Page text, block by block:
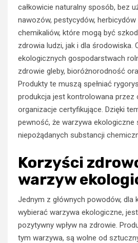
całkowicie naturalny sposób, bez
nawozów, pestycydów,
chemikaliów, które mogą być
zdrowia ludzi, jak i dla środowiska.
ekologicznych gospodarstwach
zdrowie gleby, bioróżnorodność
Produkty te muszą spełniać
produkcja jest kontrolowana przez
organizacje certyfikujące. Dzięki
pewność, że warzywa ekologiczne
niepożądanych substancji
Korzyści
warzyw
Jednym z głównych powodów, dla
wybierać warzywa ekologiczne,
pozytywny wpływ na zdrowie.
tym warzywa, są wolne od